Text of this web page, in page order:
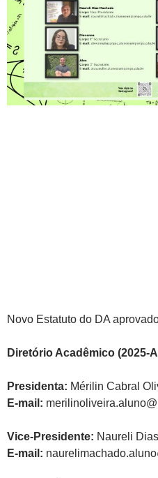
Novo Estatuto do DA
Diretório Acadêmico (2025-
Presidenta: Mérilin Cabral
E-mail:
Vice-Presidente: Naureli
E-mail: